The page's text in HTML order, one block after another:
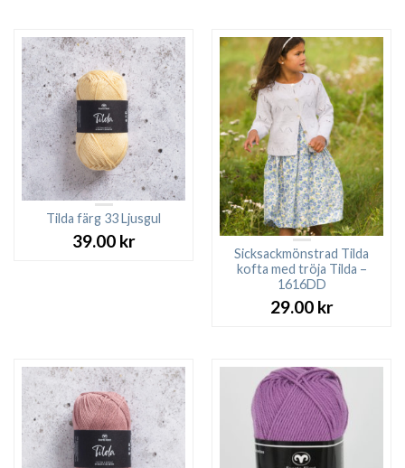
Tilda färg 33 Ljusgul
39.00 kr
Sicksackmönstrad Tilda
kofta med tröja Tilda –
1616DD
29.00 kr